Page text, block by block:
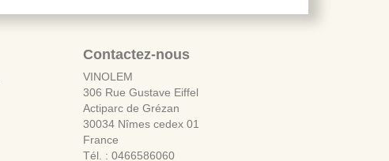
Contactez-nous
VINOLEM
306 Rue Gustave Eiffel
Actiparc de Grézan
30034 Nîmes cedex 01
France
Tél. : 0466586060